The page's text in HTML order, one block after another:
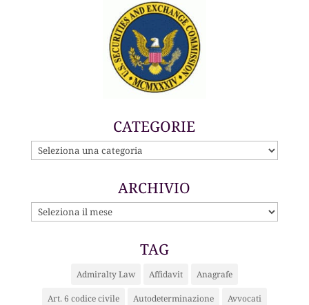
CATEGORIE
CATEGORIE
ARCHIVIO
ARCHIVIO
TAG
Admiralty Law Affidavit Anagrafe
Art. 6 codice civile Autodeterminazione Avvocati